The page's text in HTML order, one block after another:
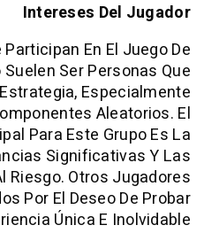
Intereses
Que Participan En
En Hielo Suelen Ser
De Estrategia,
Con Componentes
Principal Para Este
De Ganancias
Al Riesgo. Otros
Motivados Por El Deseo
Una Experiencia Única E